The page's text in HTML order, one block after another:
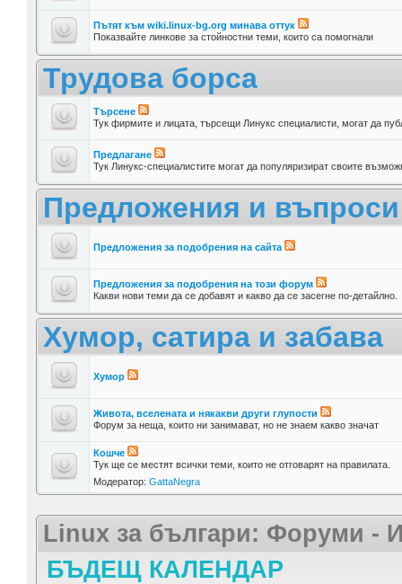
Пътят към wiki.linux-bg.org минава оттук
Показвайте линкове за стойностни теми, които са помогнали
Трудова борса
Търсене
Тук фирмите и лицата, търсещи Линукс специалисти, могат да
Предлагане
Тук Линукс-специалистите могат да популяризират своите
Предложения и
Предложения за подобрения на сайта
Предложения за подобрения на този форум
Какви нови теми да се добавят и какво да се засегне по-детайлно.
Хумор, сатира и забава
Хумор
Живота, вселената и някакви други глупости
Форум за неща, които ни занимават, но не знаем какво значат
Кошче
Тук ще се местят всички теми, които не отговарят на правилата.
Модератор:GattaNegra
Linux за българи: Форуми -
БЪДЕЩ КАЛЕНДАР